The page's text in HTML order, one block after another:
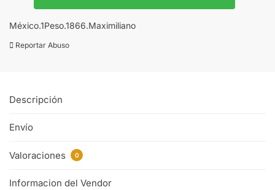
México.1Peso.1866.Maximiliano
Reportar Abuso
Descripción
Envío
Valoraciones 0
Informacion del Vendor